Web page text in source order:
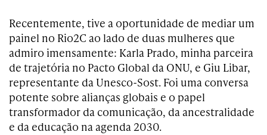
Recentemente, tive a oportunidade de mediar um
painel no Rio2C ao lado de duas mulheres que
admiro imensamente: Karla Prado, minha parceira
de trajetória no Pacto Global da ONU, e Giu Libar,
representante da Unesco-Sost. Foi uma conversa
potente sobre alianças globais e o papel
transformador da comunicação, da ancestralidade
e da educação na agenda 2030.